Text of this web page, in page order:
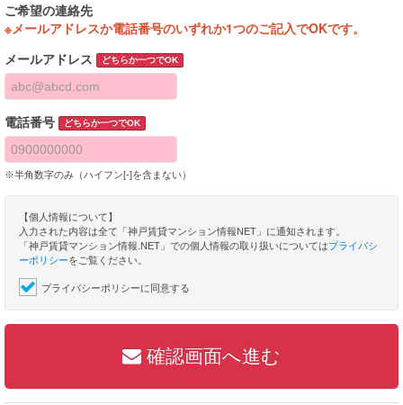
ご希望の連絡先
※メールアドレスか電話番号のいずれか1つのご記入でOKです。
メールアドレス どちらか一つでOK
電話番号 どちらか一つでOK
※半角数字のみ（ハイフン[-]を含まない）
【個人情報について】
入力された内容は全て「神戸賃貸マンション情報NET」に通知されます。
「神戸賃貸マンション情報.NET」での個人情報の取り扱いについてはプライバシ
ーポリシーをご覧ください。
プライバシーポリシーに同意する
確認画面へ進む